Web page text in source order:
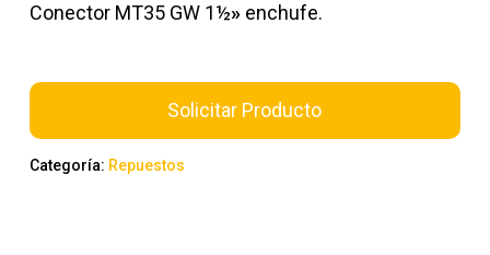
Conector MT35 GW 1½» enchufe.
Solicitar Producto
Categoría: Repuestos